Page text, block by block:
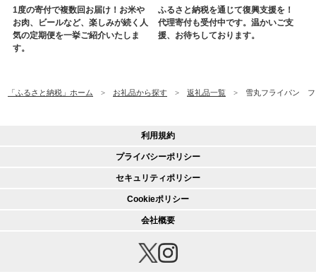
1度の寄付で複数回お届け！お米や
お肉、ビールなど、楽しみが続く人
気の定期便を一挙ご紹介いたしま
す。
ふるさと納税を通じて復興支援を！
代理寄付も受付中です。温かいご支
援、お待ちしております。
「ふるさと納税」ホーム お礼品から探す 返礼品一覧 雪丸フライパン フ
利用規約
プライバシーポリシー
セキュリティポリシー
Cookieポリシー
会社概要